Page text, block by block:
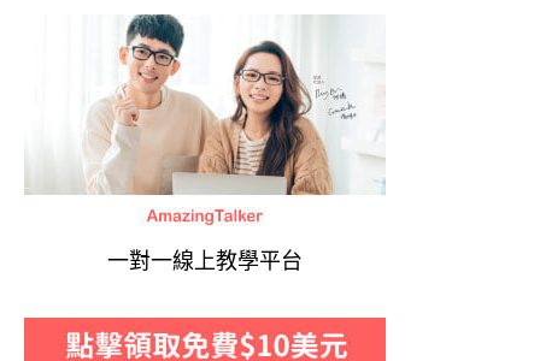
一對一線上教學平台